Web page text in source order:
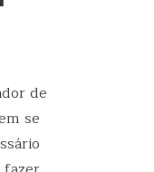
de
se